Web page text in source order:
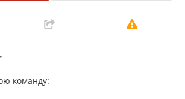
команду: